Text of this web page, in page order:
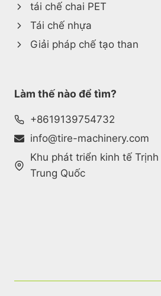
tái chế chai PET
Tái chế nhựa
Giải pháp chế tạo than
Làm thế nào để tìm?
+8619139754732
info@tire-machinery.com
Khu phát triển kinh tế Trịnh
Trung Quốc